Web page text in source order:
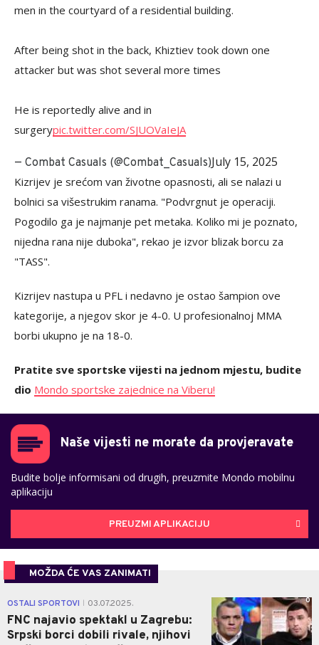
men in the courtyard of a residential building.
After being shot in the back, Khiztiev took down one
attacker but was shot several more times
He is reportedly alive and in
surgerypic.twitter.com/SJUOVaIeJA
— Combat Casuals (@Combat_Casuals)July 15, 2025
Kizrijev je srećom van životne opasnosti, ali se nalazi u
bolnici sa višestrukim ranama. "Podvrgnut je operaciji.
Pogodilo ga je najmanje pet metaka. Koliko mi je poznato,
nijedna rana nije duboka", rekao je izvor blizak borcu za
"TASS".
Kizrijev nastupa u PFL i nedavno je ostao šampion ove
kategorije, a njegov skor je 4-0. U profesionalnoj MMA
borbi ukupno je na 18-0.
Pratite sve sportske vijesti na jednom mjestu, budite
dio Mondo sportske zajednice na Viberu!
Naše vijesti ne morate da provjeravate
Budite bolje informisani od drugih, preuzmite Mondo mobilnu
aplikaciju
PREUZMI APLIKACIJU
MOŽDA ĆE VAS ZANIMATI
OSTALI SPORTOVI 03.07.2025.
FNC najavio spektakl u Zagrebu:
Srpski borci dobili rivale, njihovi
0